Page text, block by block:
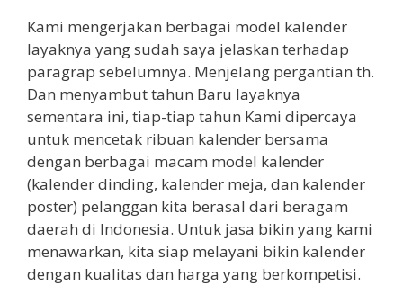
Kami mengerjakan berbagai model kalender
layaknya yang sudah saya jelaskan terhadap
paragrap sebelumnya. Menjelang pergantian th.
Dan menyambut tahun Baru layaknya
sementara ini, tiap-tiap tahun Kami dipercaya
untuk mencetak ribuan kalender bersama
dengan berbagai macam model kalender
(kalender dinding, kalender meja, dan kalender
poster) pelanggan kita berasal dari beragam
daerah di Indonesia. Untuk jasa bikin yang kami
menawarkan, kita siap melayani bikin kalender
dengan kualitas dan harga yang berkompetisi.